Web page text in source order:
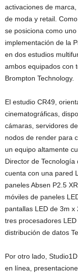
activaciones de
de moda y retail.
se posiciona como
implementación de la
en dos estudios
ambos equipados con
Brompton Technology.
El estudio CR49,
cinematográficas,
cámaras, servidores
nodos de render para
un equipo altamente
Director de
cuenta con una pared
paneles Absen P2.5
móviles de paneles
pantallas LED de 3m
tres procesadores
distribución de datos
Por otro lado,
en línea,